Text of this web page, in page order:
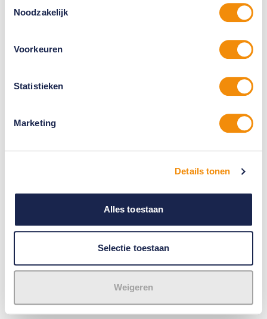
Noodzakelijk
Voorkeuren
Statistieken
Marketing
Details tonen
Alles toestaan
Selectie toestaan
Weigeren